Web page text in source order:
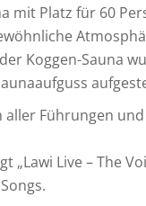
mit Platz für 60
Koggen-Sauna
Führungen
„Lawi Live – The